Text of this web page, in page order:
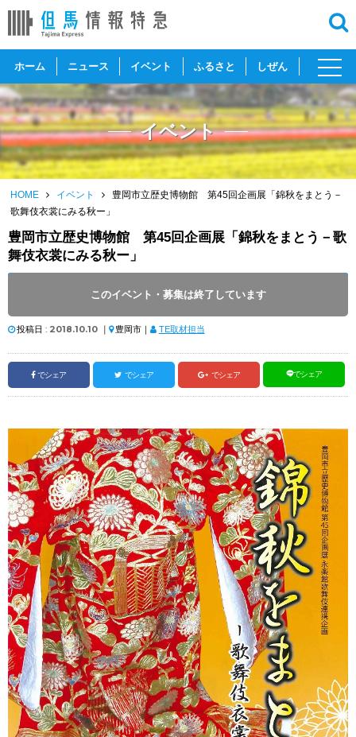
ホーム ニュース イベント ふるさと しぜん
toggle
イベント
HOME イベント
豊岡市立歴史博物館 第45回企画展「錦秋をまとう－
歌舞伎衣裳にみる秋ー」
豊岡市立歴史博物館 第45回企画展「錦秋をまとう－歌
舞伎衣裳にみる秋ー」
このイベント・募集は終了しています
開催時間 : 9:00 ～ 17:00
投稿日 : 2018.10.10 ｜ 豊岡市｜ TE取材担当
でシェア でシェア でシェア でシェア